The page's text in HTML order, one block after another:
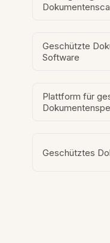
Geschützte
Software
Plattform für
Geschütztes